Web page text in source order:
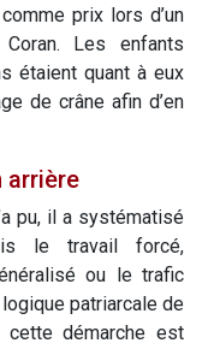
prix lors d’un
Les enfants
étaient quant à eux
de crâne afin d’en
arrière
pu, il a systématisé
le travail forcé,
ou le trafic
patriarcale de
démarche est